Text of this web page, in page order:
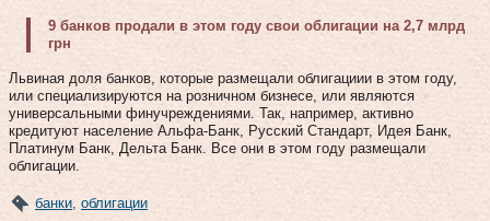
9 банков продали в этом году свои облигации на 2,7 млрд
грн
Львиная доля банков, которые размещали облигациии в этом году,
или специализируются на розничном бизнесе, или являются
универсальными финучреждениями. Так, например, активно
кредитуют население Альфа-Банк, Русский Стандарт, Идея Банк,
Платинум Банк, Дельта Банк. Все они в этом году размещали
облигации.
банки облигации